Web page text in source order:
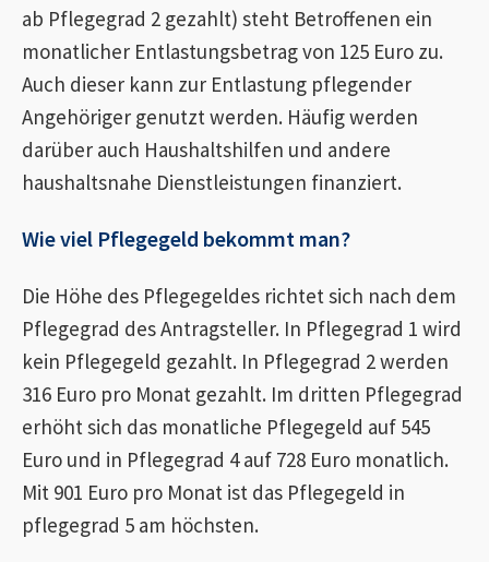
ab Pflegegrad 2 gezahlt) steht Betroffenen ein
monatlicher Entlastungsbetrag von 125 Euro zu.
Auch dieser kann zur Entlastung pflegender
Angehöriger genutzt werden. Häufig werden
darüber auch Haushaltshilfen und andere
haushaltsnahe Dienstleistungen finanziert.
Wie viel Pflegegeld bekommt man?
Die Höhe des Pflegegeldes richtet sich nach dem
Pflegegrad des Antragsteller. In Pflegegrad 1 wird
kein Pflegegeld gezahlt. In Pflegegrad 2 werden
316 Euro pro Monat gezahlt. Im dritten Pflegegrad
erhöht sich das monatliche Pflegegeld auf 545
Euro und in Pflegegrad 4 auf 728 Euro monatlich.
Mit 901 Euro pro Monat ist das Pflegegeld in
pflegegrad 5 am höchsten.